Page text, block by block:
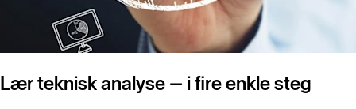
Lær teknisk analyse – i fire enkle steg